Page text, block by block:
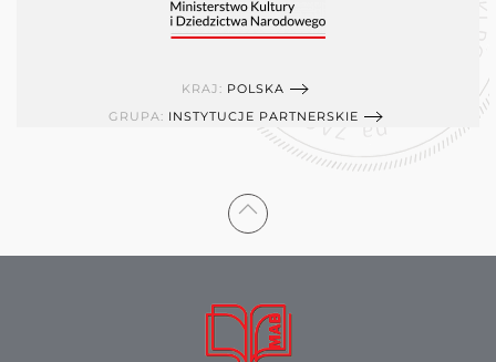
KRAJ: POLSKA
GRUPA: INSTYTUCJE PARTNERSKIE